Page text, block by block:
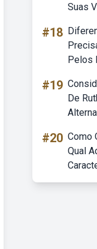
Suas
#18
Pelos
#19
De
#20 Como
Qual